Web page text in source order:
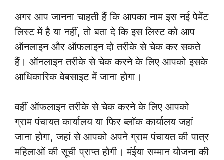
अगर आप जानना चाहती हैं कि आपका नाम इस नई पेमेंट
लिस्ट में है या नहीं, तो बता दे कि इस लिस्ट को आप
ऑनलाइन और ऑफलाइन दो तरीके से चेक कर सकते
हैं। ऑनलाइन तरीके से चेक करने के लिए आपको इसके
आधिकारिक वेबसाइट में जाना होगा।
वहीं ऑफलाइन तरीके से चेक करने के लिए आपको
ग्राम पंचायत कार्यालय या फिर ब्लॉक कार्यालय जहां
जाना होगा, जहां से आपको अपने ग्राम पंचायत की पात्र
महिलाओं की सूची प्राप्त होगी। मंईया सम्मान योजना की